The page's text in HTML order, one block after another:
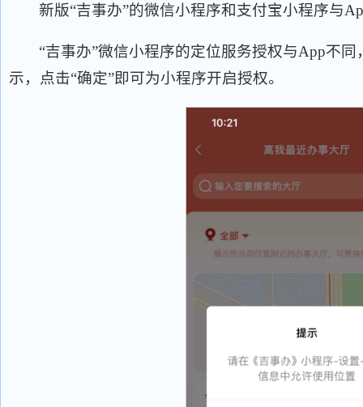
新版“吉事办”的微信小程序和支付宝小程序与
“吉事办”微信小程序的定位服务授权与App不
示，点击“确定”即可为小程序开启授权。